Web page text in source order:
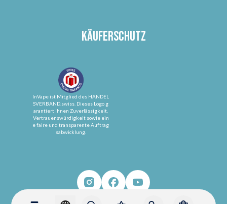
Käuferschutz
InVape ist Mitglied des HANDEL
SVERBAND.swiss. Dieses Logo g
arantiert Ihnen Zuverlässigkeit,
Vertrauenswürdigkeit sowie ein
e faire und transparente Auftrag
sabwicklung.